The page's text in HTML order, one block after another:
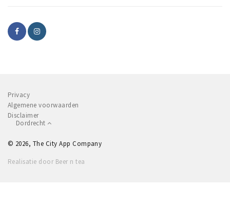
Privacy
Algemene voorwaarden
Disclaimer
Dordrecht
© 2026, The City App Company
Realisatie door Beer n tea